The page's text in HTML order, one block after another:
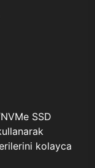
SSD
kolayca